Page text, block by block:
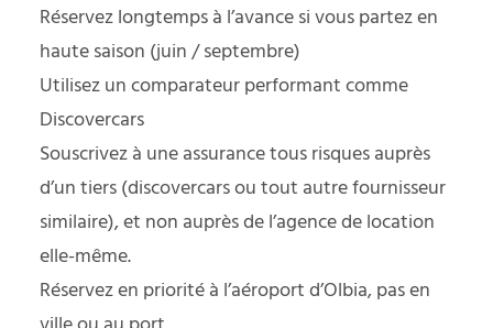
Réservez longtemps à l’avance si vous partez en
haute saison (juin / septembre)
Utilisez un comparateur performant comme
Discovercars
Souscrivez à une assurance tous risques auprès
d’un tiers (discovercars ou tout autre fournisseur
similaire), et non auprès de l’agence de location
elle-même.
Réservez en priorité à l’aéroport d’Olbia, pas en